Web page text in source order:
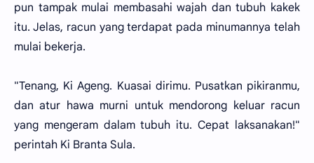
pun tampak mulai membasahi wajah dan tubuh kakek
itu. Jelas, racun yang terdapat pada minumannya telah
mulai bekerja.
"Tenang, Ki Ageng. Kuasai dirimu. Pusatkan pikiranmu,
dan atur hawa murni untuk mendorong keluar racun
yang mengeram dalam tubuh itu. Cepat laksanakan!"
perintah Ki Branta Sula.